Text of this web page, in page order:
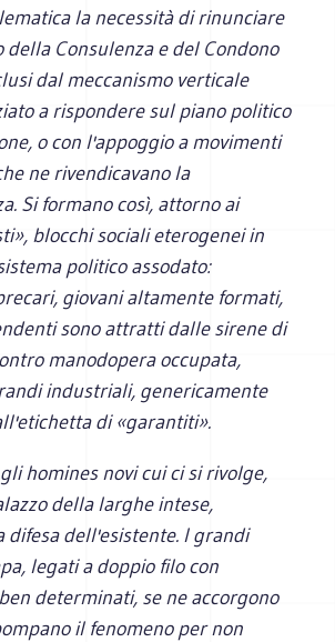
la necessità di rinunciare
Consulenza e del Condono
dal meccanismo verticale
a rispondere sul piano politico
o con l'appoggio a movimenti
ne rivendicavano la
Si formano così, attorno ai
blocchi sociali eterogenei in
politico assodato:
giovani altamente formati,
sono attratti dalle sirene di
manodopera occupata,
industriali, genericamente
di «garantiti».
glihomines novicui ci si rivolge,
della larghe intese,
difesa dell'esistente. I grandi
legati a doppio filo con
determinati, se ne accorgono
il fenomeno per non